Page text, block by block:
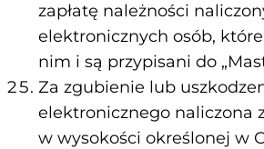
zapłatę należności
elektronicznych osób, które
nim i są przypisani do
Za zgubienie lub
elektronicznego naliczona
w wysokości określonej w